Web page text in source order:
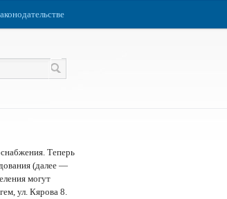
Теперь
(далее —
могут
ул. Кярова 8.